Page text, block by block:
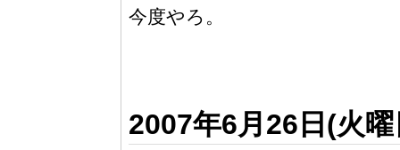
今度やろ。
2007年6月26日(火